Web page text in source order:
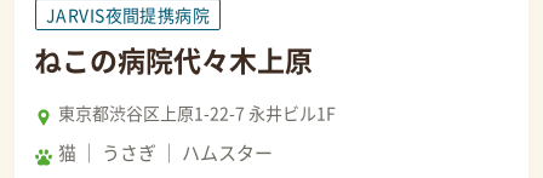
JARVIS夜間提携病院
ねこの病院代々木上原
東京都渋谷区上原1-22-7 永井ビル1F
猫 うさぎ ハムスター